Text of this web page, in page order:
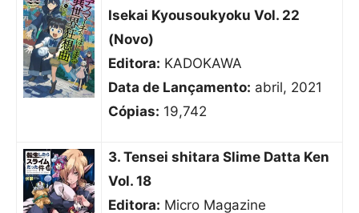
Isekai Kyousoukyoku Vol. 22
(Novo)
Editora: KADOKAWA
Data de Lançamento: abril, 2021
Cópias: 19,742
3. Tensei shitara Slime Datta Ken
Vol. 18
Editora: Micro Magazine